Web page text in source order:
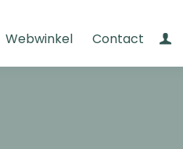
Webwinkel Contact